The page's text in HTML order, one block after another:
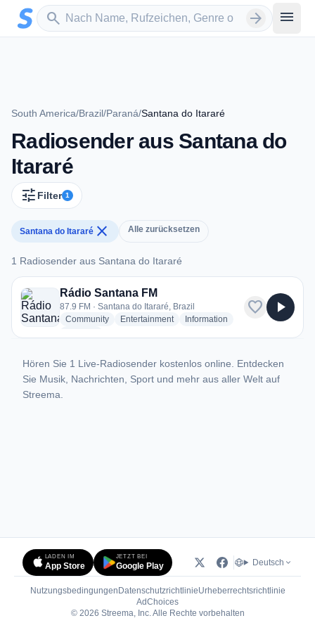
Zum Hauptinhalt springen
search
Sender suchen arrow_forward menu
South America/Brazil/Paraná/Santana do Itararé
Radiosender aus Santana do
Itararé
tune Filter 1
Santana do Itararé close Alle zurücksetzen
1 Radiosender aus Santana do Itararé
1 Radiosender aus Santana do Itararé
Rádio Santana FM
87.9 FM · Santana do Itararé, Brazil
Communityradio stations
Entertainmentradio stations
Information radio stations
favorite play_arrow
Hören Sie 1 Live-Radiosender kostenlos online. Entdecken
Sie Musik, Nachrichten, Sport und mehr aus aller Welt auf
Streema.
LADEN IM
App Store
JETZT BEI
Google Play Deutsch
Nutzungsbedingungen DatenschutzrichtlinieUrheberrechtsrichtlinie
AdChoices(öffnet in neuem Tab)
© 2026 Streema, Inc. Alle Rechte vorbehalten